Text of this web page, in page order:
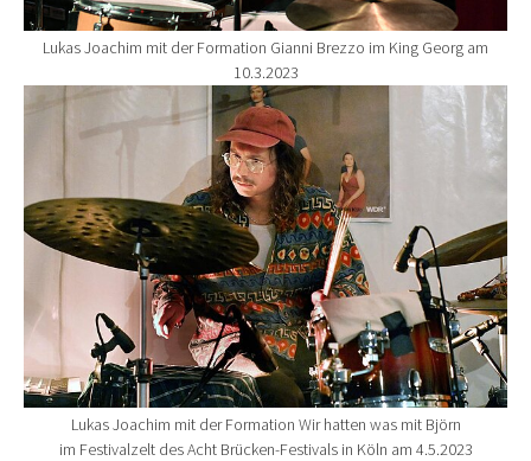
Lukas Joachim mit der Formation Gianni Brezzo im King Georg am
10.3.2023
Show larger version for:
Lukas Joachim mit der Formation Wir hatten was mit Björn
im Festivalzelt des Acht Brücken-Festivals in Köln am 4.5.2023